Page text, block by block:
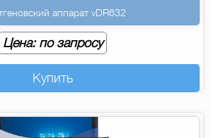
аппарат vDR632
Цена: по запросу
Купить